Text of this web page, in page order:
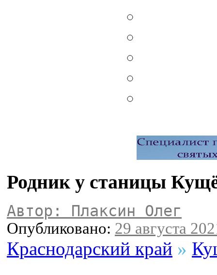
Родник у станицы
Автор: Плаксин Олег
Опубликовано: 29 августа
Краснодарский край »